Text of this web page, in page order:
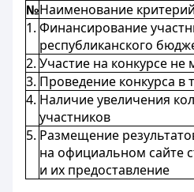
№Наименование критерий
1. Финансирование
республиканского
2. Участие на конкурсе не
3. Проведение конкурса в
4. Наличие увеличения
участников
5. Размещение
на официальном сайте
и их предоставление